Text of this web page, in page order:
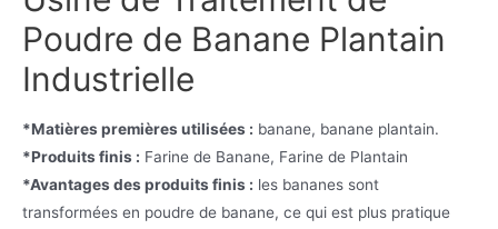
Poudre de Banane Plantain
Industrielle
*Matières premières utilisées : banane, banane plantain.
*Produits finis : Farine de Banane, Farine de Plantain
*Avantages des produits finis : les bananes sont
transformées en poudre de banane, ce qui est plus pratique